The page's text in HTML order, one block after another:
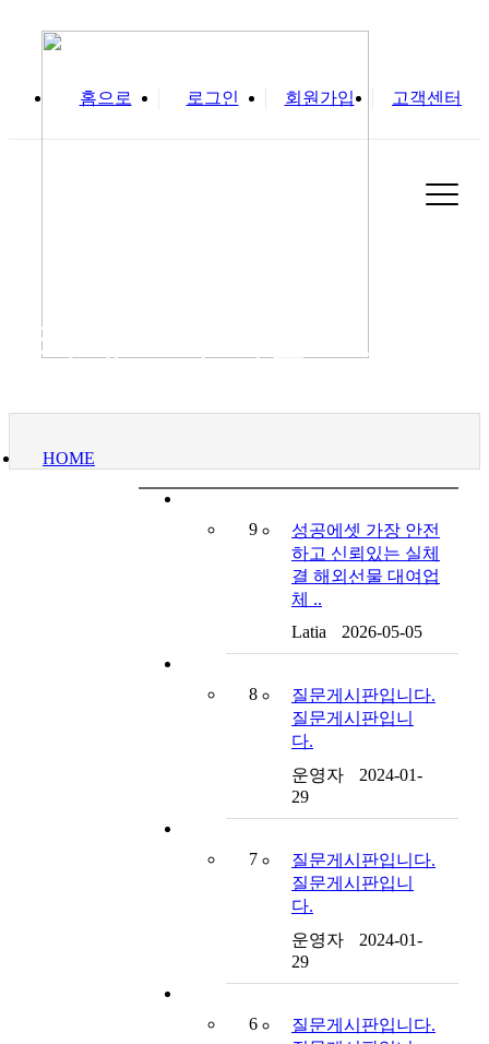
홈으로 로그인 회원가입 고객센터
카테고리 기본 코드명
HOME
9
성공에셋 가장 안전
하고 신뢰있는 실체
결 해외선물 대여업
체 ..
Latia
2026-05-05
8
질문게시판입니다.
질문게시판입니
다.
운영자
2024-01-
29
7
질문게시판입니다.
질문게시판입니
다.
운영자
2024-01-
29
6
질문게시판입니다.